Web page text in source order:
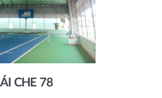
CHE 78